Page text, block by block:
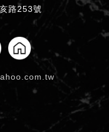
路253號